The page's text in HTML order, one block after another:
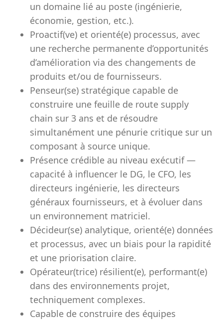
un domaine lié au poste (ingénierie,
économie, gestion, etc.).
Proactif(ve) et orienté(e) processus, avec
une recherche permanente d’opportunités
d’amélioration via des changements de
produits et/ou de fournisseurs.
Penseur(se) stratégique capable de
construire une feuille de route supply
chain sur 3 ans et de résoudre
simultanément une pénurie critique sur un
composant à source unique.
Présence crédible au niveau exécutif —
capacité à influencer le DG, le CFO, les
directeurs ingénierie, les directeurs
généraux fournisseurs, et à évoluer dans
un environnement matriciel.
Décideur(se) analytique, orienté(e) données
et processus, avec un biais pour la rapidité
et une priorisation claire.
Opérateur(trice) résilient(e), performant(e)
dans des environnements projet,
techniquement complexes.
Capable de construire des équipes